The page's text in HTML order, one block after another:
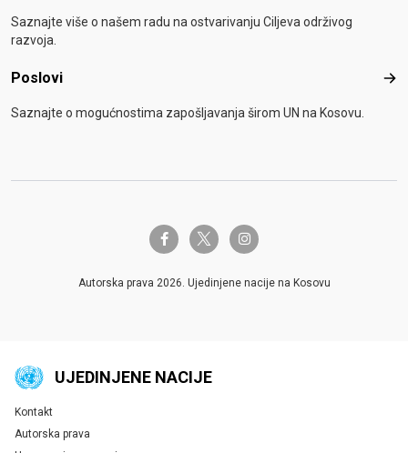
Saznajte više o našem radu na ostvarivanju Ciljeva održivog
razvoja.
Poslovi
Saznajte o mogućnostima zapošljavanja širom UN na Kosovu.
facebook-ftwitter-x instagram
Autorska prava 2026. Ujedinjene nacije na Kosovu
UJEDINJENE NACIJE
Global U.N. menu
Kontakt
Autorska prava